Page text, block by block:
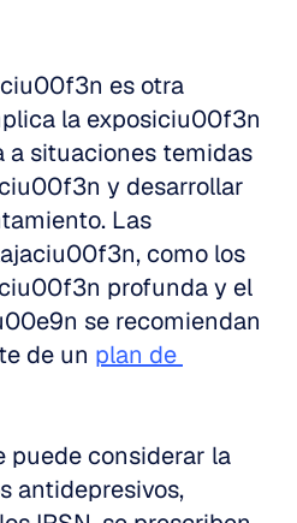
es otra
la exposiciu00f3n
a situaciones temidas
y desarrollar
Las
como los
se recomiendan
de un plan de
puede considerar la
antidepresivos,